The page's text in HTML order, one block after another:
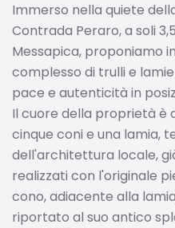
Immerso nella quiete
Contrada Peraro, a soli
Messapica, proponiamo
complesso di trulli e
pace e autenticità in
Il cuore della proprietà è
cinque coni e una lamia,
dell'architettura locale,
realizzati con l'originale
cono, adiacente alla
riportato al suo antico